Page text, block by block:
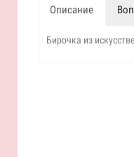
Описание
Бирочка из